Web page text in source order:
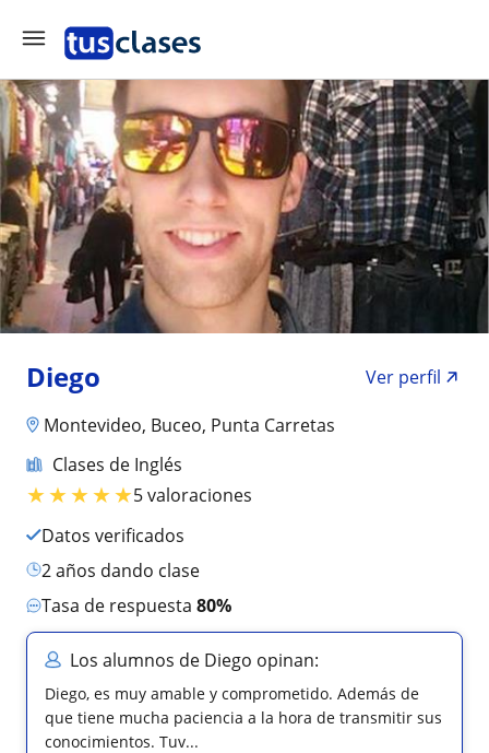
Diego
Ver perfil
Montevideo, Buceo, Punta Carretas
Clases de Inglés
★★★★★5 valoraciones
Datos verificados
2 años dando clase
Tasa de respuesta 80%
Los alumnos de Diego opinan:
Diego, es muy amable y comprometido. Además de
que tiene mucha paciencia a la hora de transmitir sus
conocimientos. Tuv...